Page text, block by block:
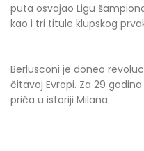
puta osvajao Ligu
kao i tri titule klupskog
Berlusconi je doneo
čitavoj Evropi. Za 29
priča u istoriji Milana.